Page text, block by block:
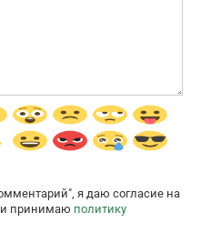
я даю согласие на
и принимаю политику